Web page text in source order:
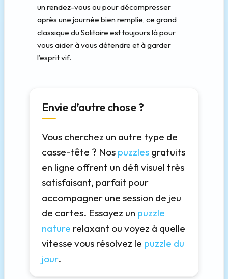
un rendez-vous ou pour décompresser
après une journée bien remplie, ce grand
classique du Solitaire est toujours là pour
vous aider à vous détendre et à garder
l’esprit vif.
Envie d’autre chose ?
Vous cherchez un autre type de
casse-tête ? Nos puzzles gratuits
en ligne offrent un défi visuel très
satisfaisant, parfait pour
accompagner une session de jeu
de cartes. Essayez un puzzle
nature relaxant ou voyez à quelle
vitesse vous résolvez le puzzle du
jour.